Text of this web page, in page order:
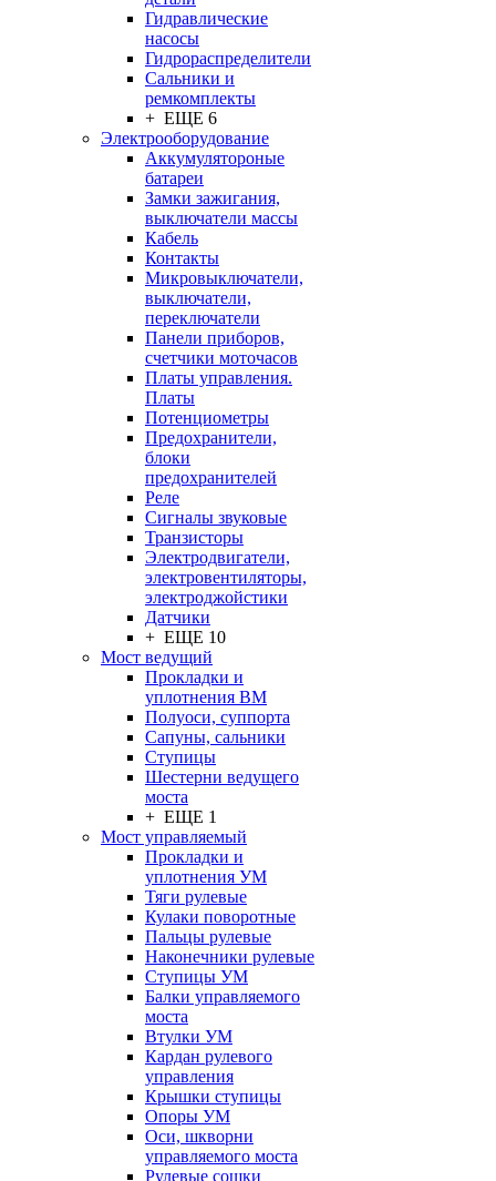
Гидравлические
насосы
Гидрораспределители
Сальники и
ремкомплекты
+ ЕЩЕ 6
Электрооборудование
Аккумулятороные
батареи
Замки зажигания,
выключатели массы
Кабель
Контакты
Микровыключатели,
выключатели,
переключатели
Панели приборов,
счетчики моточасов
Платы управления.
Платы
Потенциометры
Предохранители,
блоки
предохранителей
Реле
Сигналы звуковые
Транзисторы
Электродвигатели,
электровентиляторы,
электроджойстики
Датчики
+ ЕЩЕ 10
Мост ведущий
Прокладки и
уплотнения ВМ
Полуоси, суппорта
Сапуны, сальники
Ступицы
Шестерни ведущего
моста
+ ЕЩЕ 1
Мост управляемый
Прокладки и
уплотнения УМ
Тяги рулевые
Кулаки поворотные
Пальцы рулевые
Наконечники рулевые
Ступицы УМ
Балки управляемого
моста
Втулки УМ
Кардан рулевого
управления
Крышки ступицы
Опоры УМ
Оси, шкворни
управляемого моста
Рулевые сошки